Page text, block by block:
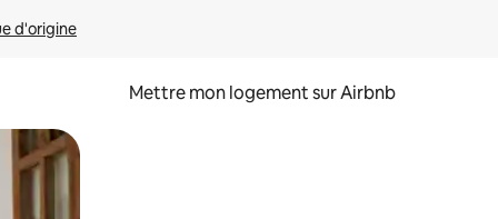
d'origine
Mettre mon logement sur Airbnb